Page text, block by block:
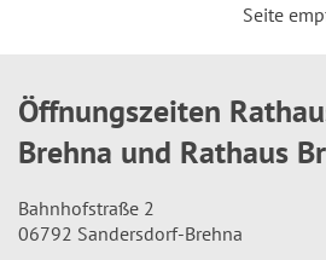
Seite
Öffnungszeiten
Brehna und Rathaus
Bahnhofstraße 2
06792 Sandersdorf-Brehna